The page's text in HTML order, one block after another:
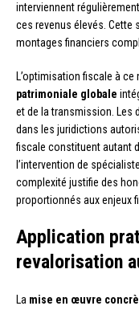
interviennent
ces revenus élevés. Cette
montages financiers
L’optimisation fiscale à
patrimoniale globale
et de la transmission.
dans les juridictions
fiscale constituent autant
l’intervention de
complexité justifie des
proportionnés aux enjeux
Application
revalorisation
La mise en œuvre